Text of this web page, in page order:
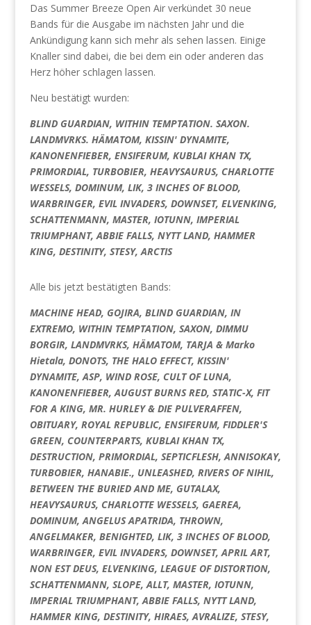
Das Summer Breeze Open Air verkündet 30 neue
Bands für die Ausgabe im nächsten Jahr und die
Ankündigung kann sich mehr als sehen lassen. Einige
Knaller sind dabei, die bei dem ein oder anderen das
Herz höher schlagen lassen.
Neu bestätigt wurden:
BLIND GUARDIAN, WITHIN TEMPTATION. SAXON.
LANDMVRKS. HÄMATOM, KISSIN' DYNAMITE,
KANONENFIEBER, ENSIFERUM, KUBLAI KHAN TX,
PRIMORDIAL, TURBOBIER, HEAVYSAURUS, CHARLOTTE
WESSELS, DOMINUM, LIK, 3 INCHES OF BLOOD,
WARBRINGER, EVIL INVADERS, DOWNSET, ELVENKING,
SCHATTENMANN, MASTER, IOTUNN, IMPERIAL
TRIUMPHANT, ABBIE FALLS, NYTT LAND, HAMMER
KING, DESTINITY, STESY, ARCTIS
Alle bis jetzt bestätigten Bands:
MACHINE HEAD, GOJIRA, BLIND GUARDIAN, IN
EXTREMO, WITHIN TEMPTATION, SAXON, DIMMU
BORGIR, LANDMVRKS, HÄMATOM, TARJA & Marko
Hietala, DONOTS, THE HALO EFFECT, KISSIN'
DYNAMITE, ASP, WIND ROSE, CULT OF LUNA,
KANONENFIEBER, AUGUST BURNS RED, STATIC-X, FIT
FOR A KING, MR. HURLEY & DIE PULVERAFFEN,
OBITUARY, ROYAL REPUBLIC, ENSIFERUM, FIDDLER'S
GREEN, COUNTERPARTS, KUBLAI KHAN TX,
DESTRUCTION, PRIMORDIAL, SEPTICFLESH, ANNISOKAY,
TURBOBIER, HANABIE., UNLEASHED, RIVERS OF NIHIL,
BETWEEN THE BURIED AND ME, GUTALAX,
HEAVYSAURUS, CHARLOTTE WESSELS, GAEREA,
DOMINUM, ANGELUS APATRIDA, THROWN,
ANGELMAKER, BENIGHTED, LIK, 3 INCHES OF BLOOD,
WARBRINGER, EVIL INVADERS, DOWNSET, APRIL ART,
NON EST DEUS, ELVENKING, LEAGUE OF DISTORTION,
SCHATTENMANN, SLOPE, ALLT, MASTER, IOTUNN,
IMPERIAL TRIUMPHANT, ABBIE FALLS, NYTT LAND,
HAMMER KING, DESTINITY, HIRAES, AVRALIZE, STESY,